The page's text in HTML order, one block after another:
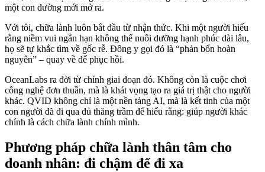
một con đường mới mở ra.
Với tôi, chữa lành luôn bắt đầu từ nhận thức. Khi một người hiểu
rằng niềm vui ngắn hạn không thể nuôi dưỡng hạnh phúc dài lâu,
họ sẽ tự khắc tìm về gốc rễ. Đông y gọi đó là “phản bổn hoàn
nguyên” – quay về để phục hồi.
OceanLabs ra đời từ chính giai đoạn đó. Không còn là cuộc chơi
công nghệ đơn thuần, mà là khát vọng tạo ra giá trị thật cho người
khác. QVID không chỉ là một nền tảng AI, mà là kết tinh của một
con người đã đi qua đủ thăng trầm để hiểu rằng: giúp người khác
chính là cách chữa lành chính mình.
Phương pháp chữa lành thân tâm cho
doanh nhân: đi chậm để đi xa